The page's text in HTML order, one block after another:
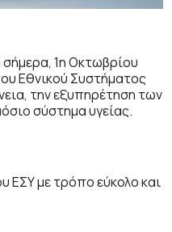
1η Οκτωβρίου
Εθνικού Συστήματος
την εξυπηρέτηση των
σύστημα υγείας.
ΕΣΥ με τρόπο εύκολο και